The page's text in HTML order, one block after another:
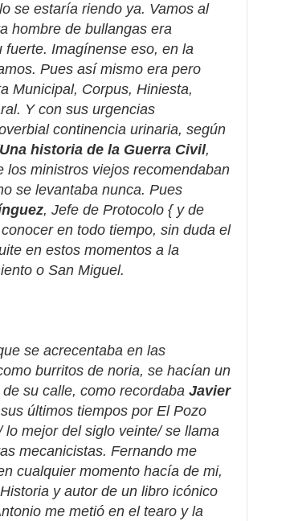
se estaría riendo ya. Vamos al
hombre de bullangas era
Imagínense eso, en la
Pues así mismo era pero
Municipal, Corpus, Hiniesta,
Y con sus urgencias
continencia urinaria, según
Una historia de la Guerra Civil,
los ministros viejos recomendaban
se levantaba nunca. Pues
, Jefe de Protocolo { y de
en todo tiempo, sin duda el
en estos momentos a la
o San Miguel.
se acrecentaba en las
burritos de noria, se hacían un
su calle, como recordaba Javier
últimos tiempos por El Pozo
lo mejor del siglo veinte/ se llama
mecanicistas. Fernando me
cualquier momento hacía de mi,
y autor de un libro icónico
me metió en el tearo y la